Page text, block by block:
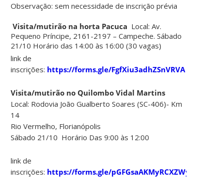
Observação: sem necessidade de inscrição prévia
Visita/mutirão na horta Pacuca Local: Av.
Pequeno Príncipe, 2161-2197 – Campeche. Sábado
21/10 Horário das 14:00 às 16:00 (30 vagas)
link de
inscrições: https://forms.gle/FgfXiu3adhZSnVRVA
Visita/mutirão no Quilombo Vidal Martins
Local: Rodovia João Gualberto Soares (SC-406)- Km
14
Rio Vermelho, Florianópolis
Sábado 21/10 Horário Das 9:00 às 12:00
link de
inscrições: https://forms.gle/pGFGsaAKMyRCXZWy5